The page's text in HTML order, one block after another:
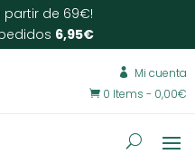
partir de 69€!
6,95€
 Mi cuenta
 0 Items - 0,00€